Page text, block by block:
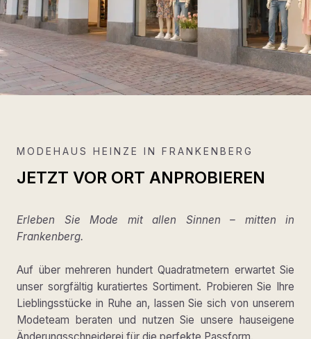
MODEHAUS HEINZE IN FRANKENBERG
JETZT VOR ORT ANPROBIEREN
Erleben Sie Mode mit allen Sinnen – mitten in
Frankenberg.
Auf über mehreren hundert Quadratmetern erwartet Sie
unser sorgfältig kuratiertes Sortiment. Probieren Sie Ihre
Lieblingsstücke in Ruhe an, lassen Sie sich von unserem
Modeteam beraten und nutzen Sie unsere hauseigene